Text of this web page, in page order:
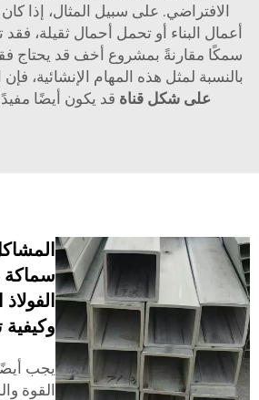
الافتراضي. على سبيل المثال، إذا
أعمال البناء أو تحمل أحمال ثقيلة،
سمكًا مقارنةً بمشروع أخف قد يحتاج
بالنسبة لمثل هذه المهام الإنشائية،
على شكل قناة قد يكون أيضًا
وكيفية
يجب
القوة